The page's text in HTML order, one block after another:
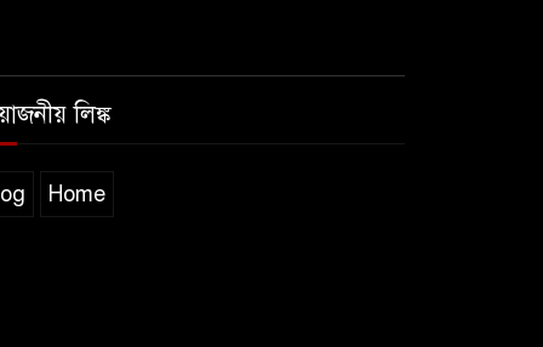
লিঙ্ক
Home